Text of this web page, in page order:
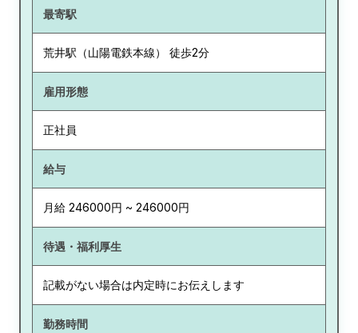
最寄駅
荒井駅（山陽電鉄本線） 徒歩2分
雇用形態
正社員
給与
月給 246000円 ~ 246000円
待遇・福利厚生
記載がない場合は内定時にお伝えします
勤務時間